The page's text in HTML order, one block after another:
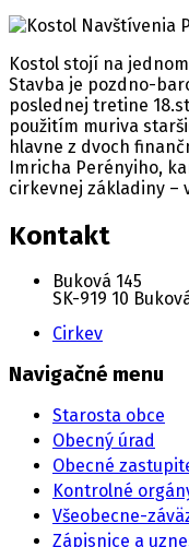
Kostol stojí na
Stavba je pozdno-
poslednej tretine
použitím muriva
hlavne z dvoch
Imricha Perényiho,
cirkevnej základiny –
Kontakt
Buková 145
SK-919 10
Cirkev
Navigačné menu
Starosta obce
Obecný úrad
Obecné
Kontrolné
Všeobecne-
Zápisnice a